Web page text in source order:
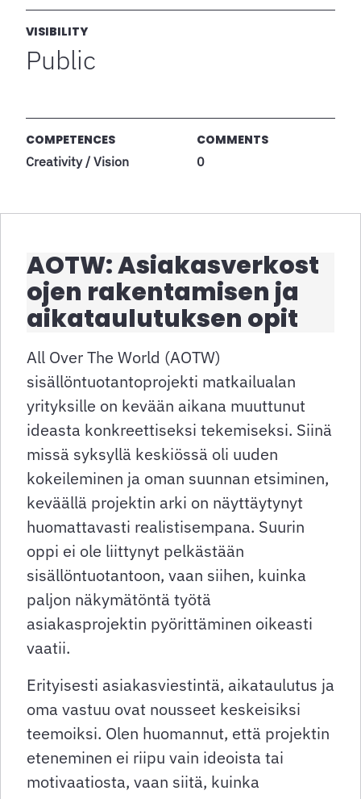
VISIBILITY
Public
COMPETENCES
Creativity / Vision
COMMENTS
0
AOTW: Asiakasverkost
ojen rakentamisen ja
aikataulutuksen opit
All Over The World (AOTW)
sisällöntuotantoprojekti matkailualan
yrityksille on kevään aikana muuttunut
ideasta konkreettiseksi tekemiseksi. Siinä
missä syksyllä keskiössä oli uuden
kokeileminen ja oman suunnan etsiminen,
keväällä projektin arki on näyttäytynyt
huomattavasti realistisempana. Suurin
oppi ei ole liittynyt pelkästään
sisällöntuotantoon, vaan siihen, kuinka
paljon näkymätöntä työtä
asiakasprojektin pyörittäminen oikeasti
vaatii.
Erityisesti asiakasviestintä, aikataulutus ja
oma vastuu ovat nousseet keskeisiksi
teemoiksi. Olen huomannut, että projektin
eteneminen ei riipu vain ideoista tai
motivaatiosta, vaan siitä, kuinka